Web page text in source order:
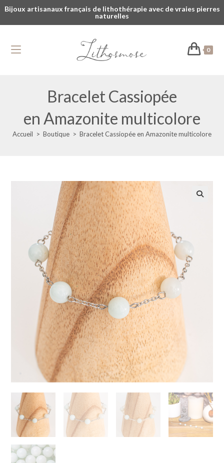
Bijoux artisanaux français de lithothérapie avec de vraies pierres
naturelles
0
Bracelet Cassiopée
en Amazonite multicolore
Accueil > Boutique > Bracelet Cassiopée en Amazonite multicolore